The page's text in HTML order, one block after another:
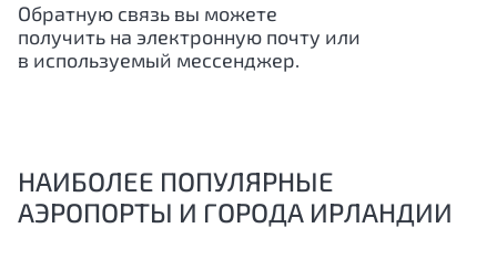
Обратную связь вы можете
получить на электронную почту или
в используемый мессенджер.
НАИБОЛЕЕ ПОПУЛЯРНЫЕ
АЭРОПОРТЫ И ГОРОДА ИРЛАНДИИ